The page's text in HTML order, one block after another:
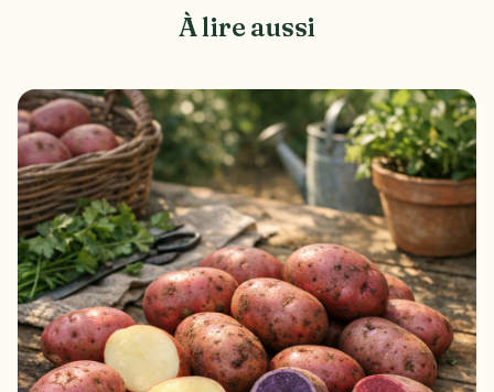
À lire aussi